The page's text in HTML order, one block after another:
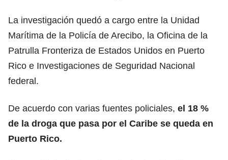
La investigación quedó a cargo entre la Unidad
Marítima de la Policía de Arecibo, la Oficina de la
Patrulla Fronteriza de Estados Unidos en Puerto
Rico e Investigaciones de Seguridad Nacional
federal.
De acuerdo con varias fuentes policiales, el 18 %
de la droga que pasa por el Caribe se queda en
Puerto Rico.